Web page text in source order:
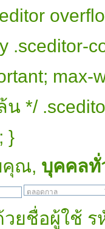
.sceditor-
max-
น */
}
คุณ, บุคคลทั่
วยชื่อผู้ใช้